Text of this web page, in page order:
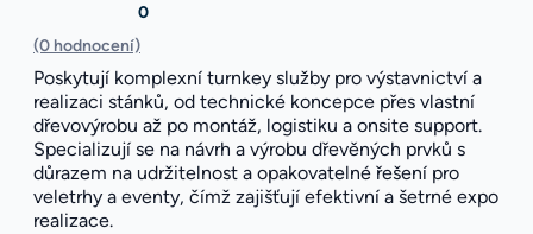
0
(0 hodnocení)
Poskytují komplexní turnkey služby pro výstavnictví a
realizaci stánků, od technické koncepce přes vlastní
dřevovýrobu až po montáž, logistiku a onsite support.
Specializují se na návrh a výrobu dřevěných prvků s
důrazem na udržitelnost a opakovatelné řešení pro
veletrhy a eventy, čímž zajišťují efektivní a šetrné expo
realizace.